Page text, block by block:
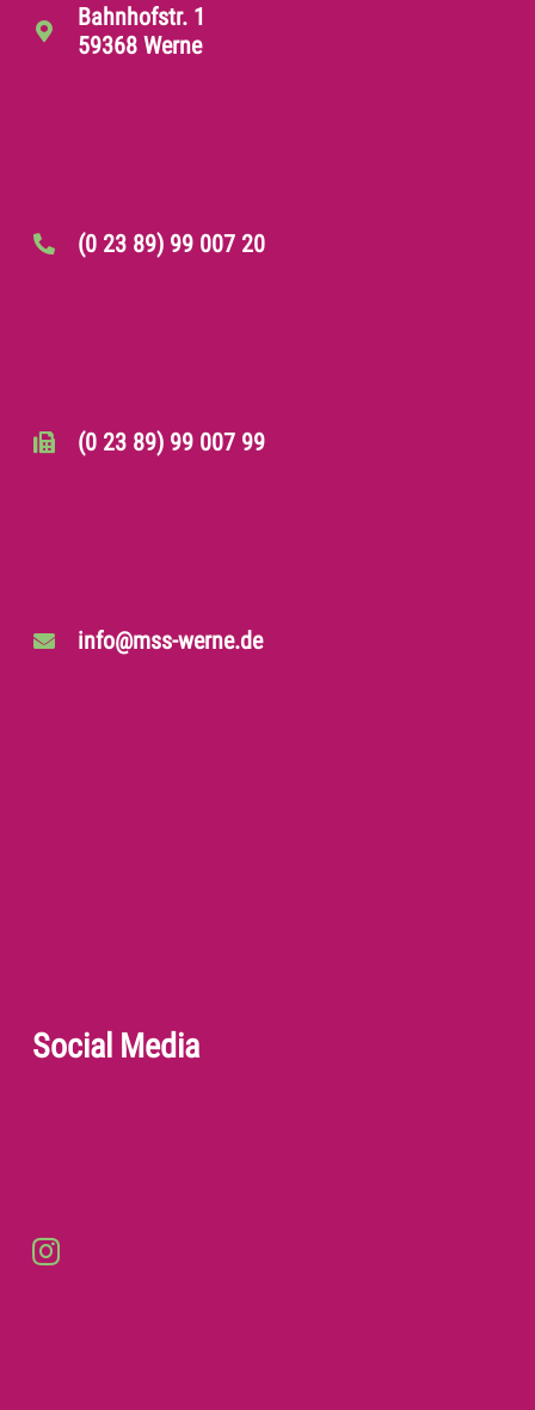
Bahnhofstr. 1
59368 Werne
(0 23 89) 99 007 20
(0 23 89) 99 007 99
info@mss-werne.de
Social Media